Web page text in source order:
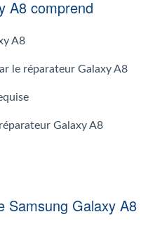
A8 comprend
A8
le réparateur Galaxy A8
Galaxy A8
Samsung Galaxy A8